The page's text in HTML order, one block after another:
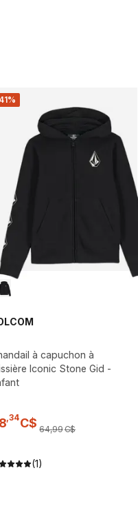
à capuchon à
Iconic Stone Gid -
34C$ 64,99C$
(1)